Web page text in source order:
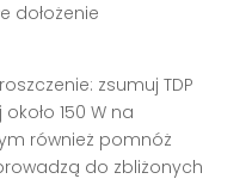
dołożenie
zsumuj TDP
150 W na
również pomnóż
do zbliżonych